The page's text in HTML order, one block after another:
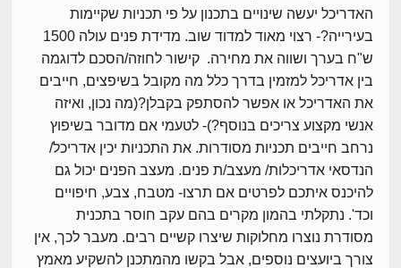
האדריכל יעשה שינויים בתכנון על פי תכניות שקיימות
בעירייה?- רצוי מאוד למדוד שוב. מדידת פנים עולה 1500
ש"ח בערך ושווה את מחירה. קישור לחוזה/הסכם לדוגמה
בין אדריכל למזמין בדרך כלל מה מקובל בשיפצים, חייבים
את האדריכל או אפשר להסתפק בקבלן?(מה נכון, ואיזה
אנשי מקצוע צריכים בנוסף?)- לטעמי אם מדובר בשיפוץ
נרחב חייבים תכניות מסודרות. את התכניות יכין אדריכל/
הנדסאי אדריכלות/ מעצב/ת פנים. מעצב הפנים יכול גם
להיכנס איתכם לפרטים אם תרצו- מטבח, צבע, חיפויים
וכד'. נתקלתי בהמון מקרים בהם עקב חוסר בתכנית
מסודרת נוצרו מחלוקות שיצרו קשיים רבים. מעבר לכך, אין
צורך ביועצים נוספים, אבל בקשו מהמתכנן להשקיע מאמץ